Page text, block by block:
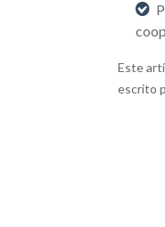
Este
escrito